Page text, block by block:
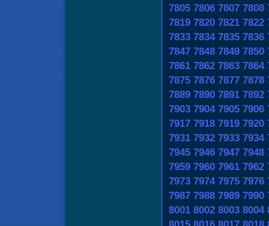
7805 7806 7807 7808
7819 7820 7821 7822
7833 7834 7835 7836
7847 7848 7849 7850
7861 7862 7863 7864
7875 7876 7877 7878
7889 7890 7891 7892
7903 7904 7905 7906
7917 7918 7919 7920
7931 7932 7933 7934
7945 7946 7947 7948
7959 7960 7961 7962
7973 7974 7975 7976
7987 7988 7989 7990
8001 8002 8003 8004